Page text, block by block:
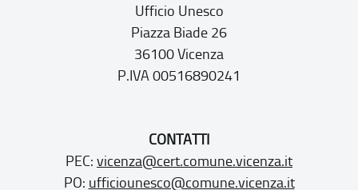
Ufficio Unesco
Piazza Biade 26
36100 Vicenza
P.IVA 00516890241
CONTATTI
PEC: vicenza@cert.comune.vicenza.it
PO: ufficiounesco@comune.vicenza.it